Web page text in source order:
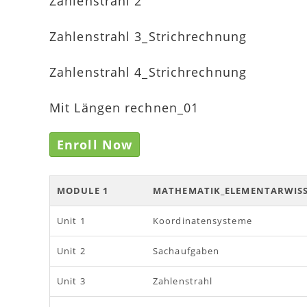
Zahlenstrahl 3_Strichrechnung
Zahlenstrahl 4_Strichrechnung
Mit Längen rechnen_01
Enroll Now
MODULE 1
Unit 1 Koordinatensysteme
Unit 2 Sachaufgaben
Unit 3 Zahlenstrahl